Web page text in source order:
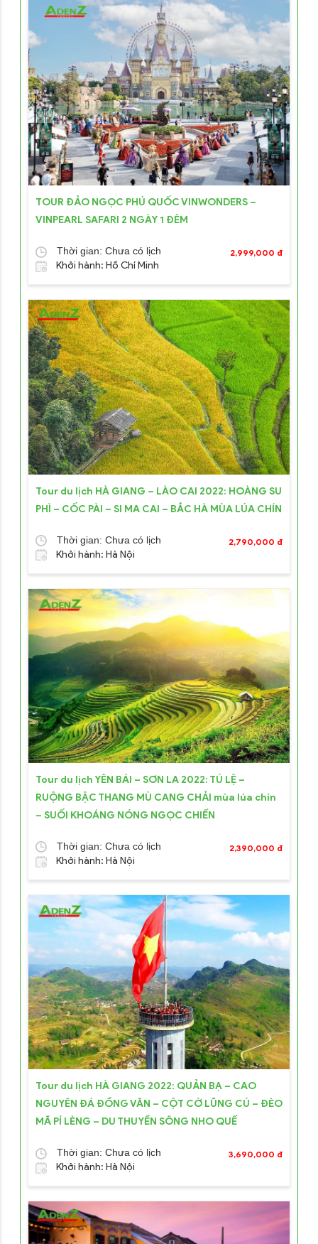
TOUR ĐẢO NGỌC PHÚ QUỐC VINWONDERS –
VINPEARL SAFARI 2 NGÀY 1 ĐÊM
Thời gian: Chưa có lịch
Khởi hành: Hồ Chí Minh
2,999,000 đ
Tour du lịch HÀ GIANG – LÀO CAI 2022: HOÀNG SU
PHÌ – CỐC PÀI – SI MA CAI – BẮC HÀ MÙA LÚA CHÍN
Thời gian: Chưa có lịch
Khởi hành: Hà Nội
2,790,000 đ
Tour du lịch YÊN BÁI – SƠN LA 2022: TÚ LỆ –
RUỘNG BẬC THANG MÙ CANG CHẢI mùa lúa chín
– SUỐI KHOÁNG NÓNG NGỌC CHIẾN
Thời gian: Chưa có lịch
Khởi hành: Hà Nội
2,390,000 đ
Tour du lịch HÀ GIANG 2022: QUẢN BẠ – CAO
NGUYÊN ĐÁ ĐỒNG VĂN – CỘT CỜ LŨNG CÚ – ĐÈO
MÃ PÍ LÈNG – DU THUYỀN SÔNG NHO QUẾ
Thời gian: Chưa có lịch
Khởi hành: Hà Nội
3,690,000 đ